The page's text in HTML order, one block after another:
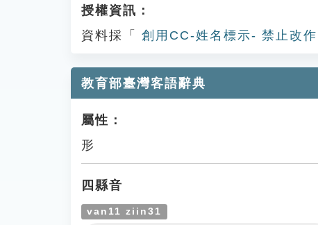
授權資訊：
資料採「
創用CC-姓名標示- 禁止改
教育部臺灣客語辭典
屬性：
形
四縣音
van11 ziin31